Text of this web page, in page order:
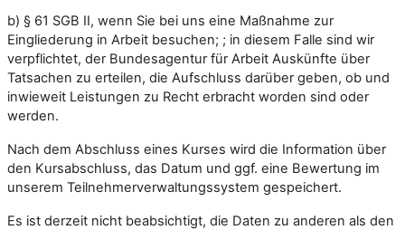
b) § 61 SGB II, wenn Sie bei uns eine Maßnahme zur
Eingliederung in Arbeit besuchen; ; in diesem Falle sind wir
verpflichtet, der Bundesagentur für Arbeit Auskünfte über
Tatsachen zu erteilen, die Aufschluss darüber geben, ob und
inwieweit Leistungen zu Recht erbracht worden sind oder
werden.
Nach dem Abschluss eines Kurses wird die Information über
den Kursabschluss, das Datum und ggf. eine Bewertung im
unserem Teilnehmerverwaltungssystem gespeichert.
Es ist derzeit nicht beabsichtigt, die Daten zu anderen als den